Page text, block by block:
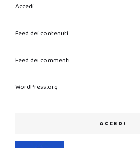
Accedi
Feed dei contenuti
Feed dei commenti
WordPress.org
ACCEDI